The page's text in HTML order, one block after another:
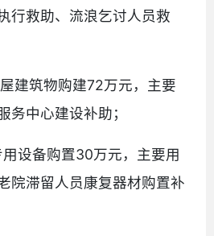
行救助、流浪乞讨人员救
屋建筑物购建72万元，主要
务中心建设补助；
用设备购置30万元，主要用
院滞留人员康复器材购置补